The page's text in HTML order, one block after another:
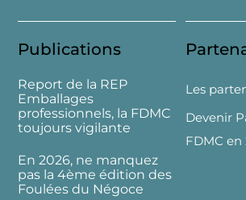
Publications
Report de la REP
Emballages
professionnels, la FDMC
toujours vigilante
En 2026, ne manquez
pas la 4ème édition des
Foulées du Négoce
Les
Devenir
FDMC en